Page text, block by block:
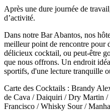
Après une dure journée de
d’activité.
Dans notre Bar Abantos, nos
meilleur point de rencontre pour
délicieux cocktail, ou peut-être
que nous offrons. Un endroit
sportifs, d'une lecture tranquille
Carte des Cocktails : Brandy
de Cava / Daiquiri / Dry Martin /
Francisco / Whisky Sour /